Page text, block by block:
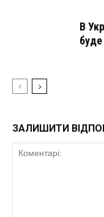
В
ЗАЛИШИТИ